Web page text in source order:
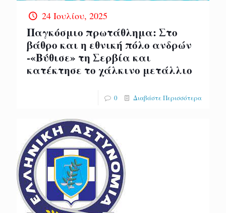
24 Ιουλίου, 2025
Παγκόσμιο πρωτάθλημα: Στο
βάθρο και η εθνική πόλο ανδρών
-«Βύθισε» τη Σερβία και
κατέκτησε το χάλκινο μετάλλιο
0 Διαβάστε Περισσότερα